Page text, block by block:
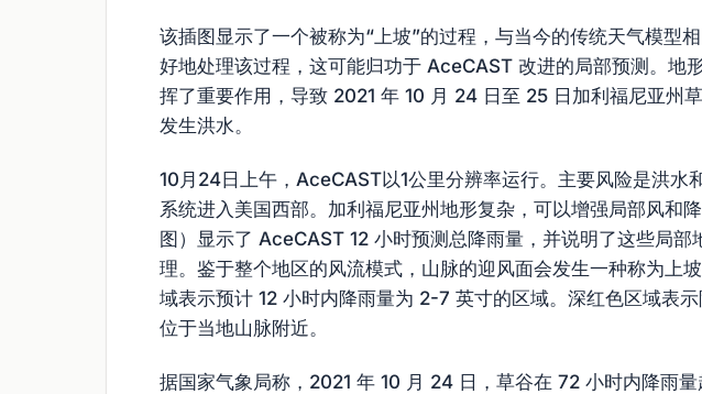
该插图显示了一个被称为“上坡”的过程，与当今的传统天气模型
好地处理该过程，这可能归功于 AceCAST 改进的局部预测。地
挥了重要作用，导致 2021 年 10 月 24 日至 25 日加利福尼亚州
发生洪水。
10月24日上午，AceCAST以1公里分辨率运行。主要风险是洪水
系统进入美国西部。加利福尼亚州地形复杂，可以增强局部风和
图）显示了 AceCAST 12 小时预测总降雨量，并说明了这些局部
理。鉴于整个地区的风流模式，山脉的迎风面会发生一种称为上
域表示预计 12 小时内降雨量为 2-7 英寸的区域。深红色区域表
位于当地山脉附近。
据国家气象局称，2021 年 10 月 24 日，草谷在 72 小时内降雨